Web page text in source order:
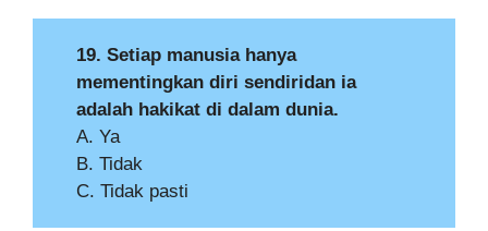
19. Setiap manusia hanya
mementingkan diri sendiridan ia
adalah hakikat di dalam dunia.
A. Ya
B. Tidak
C. Tidak pasti